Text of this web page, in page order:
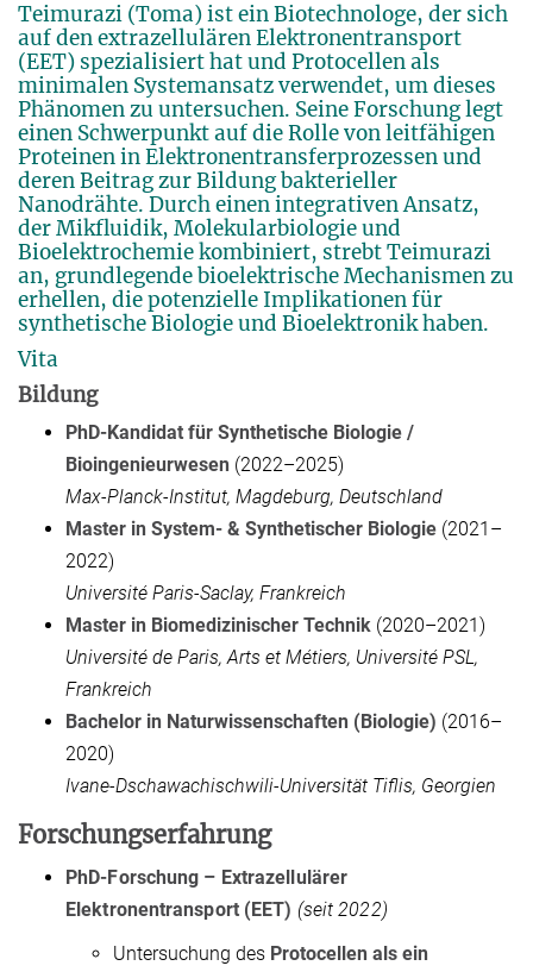
Teimurazi (Toma) ist ein Biotechnologe, der sich
auf den extrazellulären Elektronentransport
(EET) spezialisiert hat und Protocellen als
minimalen Systemansatz verwendet, um dieses
Phänomen zu untersuchen. Seine Forschung legt
einen Schwerpunkt auf die Rolle von leitfähigen
Proteinen in Elektronentransferprozessen und
deren Beitrag zur Bildung bakterieller
Nanodrähte. Durch einen integrativen Ansatz,
der Mikfluidik, Molekularbiologie und
Bioelektrochemie kombiniert, strebt Teimurazi
an, grundlegende bioelektrische Mechanismen zu
erhellen, die potenzielle Implikationen für
synthetische Biologie und Bioelektronik haben.
Vita
Bildung
PhD-Kandidat für Synthetische Biologie /
Bioingenieurwesen (2022–2025)
Max-Planck-Institut, Magdeburg, Deutschland
Master in System- & Synthetischer Biologie (2021–
2022)
Université Paris-Saclay, Frankreich
Master in Biomedizinischer Technik (2020–2021)
Université de Paris, Arts et Métiers, Université PSL,
Frankreich
Bachelor in Naturwissenschaften (Biologie) (2016–
2020)
Ivane-Dschawachischwili-Universität Tiflis, Georgien
Forschungserfahrung
PhD-Forschung – Extrazellulärer
Elektronentransport (EET) (seit 2022)
Untersuchung des Protocellen als ein